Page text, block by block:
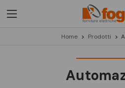
Home Prodotti